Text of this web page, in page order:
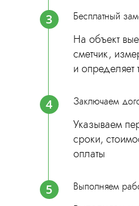
3 Бесплатный
На объект
сметчик,
и определяет
4 Заключаем
Указываем
сроки,
оплаты
5 Выполняем